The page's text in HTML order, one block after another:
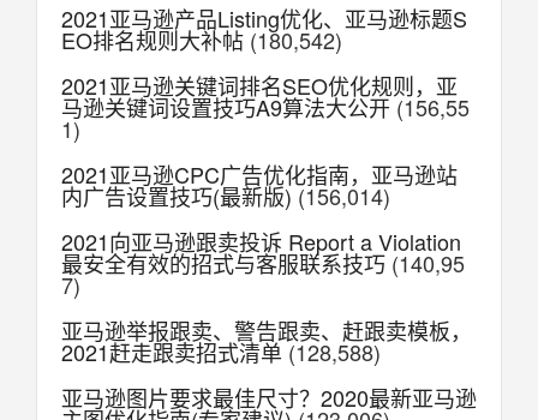
2021亚马逊产品Listing优化、亚马逊标题S
EO排名规则大补帖 (180,542)
2021亚马逊关键词排名SEO优化规则，亚
马逊关键词设置技巧A9算法大公开(156,55
1)
2021亚马逊CPC广告优化指南，亚马逊站
内广告设置技巧(最新版)(156,014)
2021向亚马逊跟卖投诉 Report a Violation
最安全有效的招式与客服联系技巧 (140,95
7)
亚马逊举报跟卖、警告跟卖、赶跟卖模板，
2021赶走跟卖招式清单(128,588)
亚马逊图片要求最佳尺寸？2020最新亚马逊